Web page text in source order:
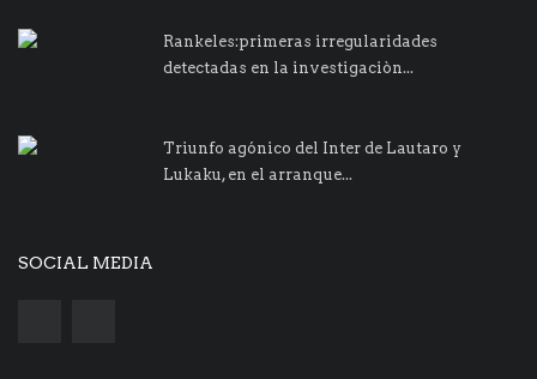
Rankeles:primeras irregularidades
detectadas en la investigaciòn...
Triunfo agónico del Inter de Lautaro y
Lukaku, en el arranque...
SOCIAL MEDIA